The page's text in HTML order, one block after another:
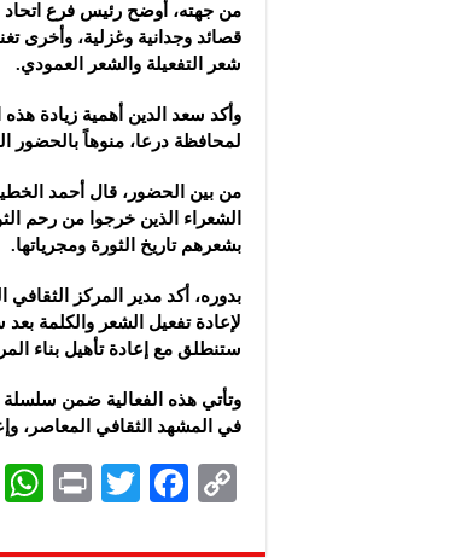
من جهته، أوضح رئيس فرع اتحاد
قصائد وجدانية وغزلية، وأخرى
شعر التفعيلة والشعر العمودي.
وأكد سعد الدين أهمية زيادة هذه
لمحافظة درعا، منوهاً بالحضور
من بين الحضور، قال أحمد
الشعراء الذين خرجوا من رحم
بشعرهم تاريخ الثورة ومجرياتها.
بدوره، أكد مدير المركز
لإعادة تفعيل الشعر والكلمة
ستنطلق مع إعادة تأهيل بناء
وتأتي هذه الفعالية ضمن سلسلة
في المشهد الثقافي المعاصر،
C
F
T
P